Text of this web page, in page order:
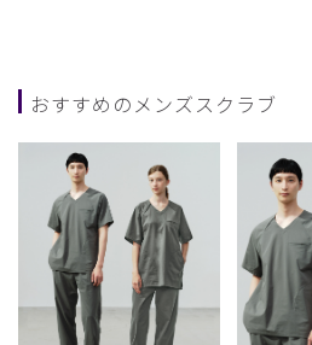
おすすめのメンズスクラブ